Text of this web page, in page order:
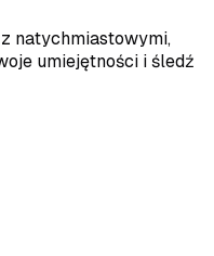
natychmiastowymi,
umiejętności i śledź